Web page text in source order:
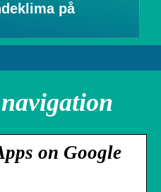
på
on Google